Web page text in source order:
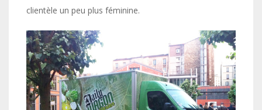
clientèle un peu plus féminine.